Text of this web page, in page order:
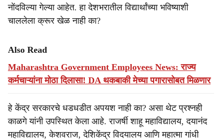
नोंदविल्या गेल्या आहेत. हा देशभरातील विद्यार्थांच्या भविष्याशी
चाललेला क्रूर खेळ नाही का?
Also Read
Maharashtra Government Employees News: राज्य
कर्मचाऱ्यांना मोठा दिलासा! DA थकबाकी मेच्या पगारासोबत मिळणार
हे केंद्र सरकारचे धडधडीत अपयश नाही का? असा थेट प्रश्नही
काळगे यांनी उपस्थित केला आहे. राजर्षी शाहू महाविद्यालय, दयानंद
महाविद्यालय, केशवराज, देशिकेंद्र विदयालय आणि महात्मा गांधी